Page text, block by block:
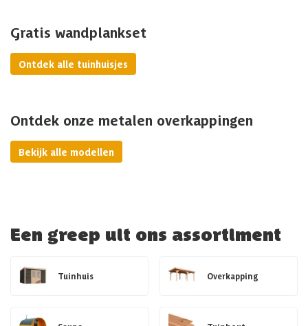
Gratis wandplankset
Ontdek alle tuinhuisjes
Ontdek onze metalen overkappingen
Bekijk alle modellen
Een greep uit ons assortiment
Tuinhuis Overkapping